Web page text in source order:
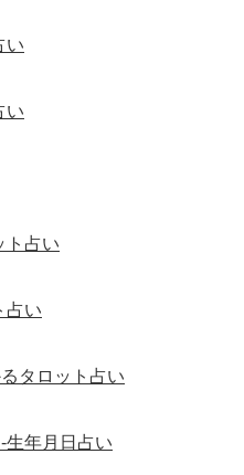
い
い
ト占い
占い
タロット占い
生年月日占い